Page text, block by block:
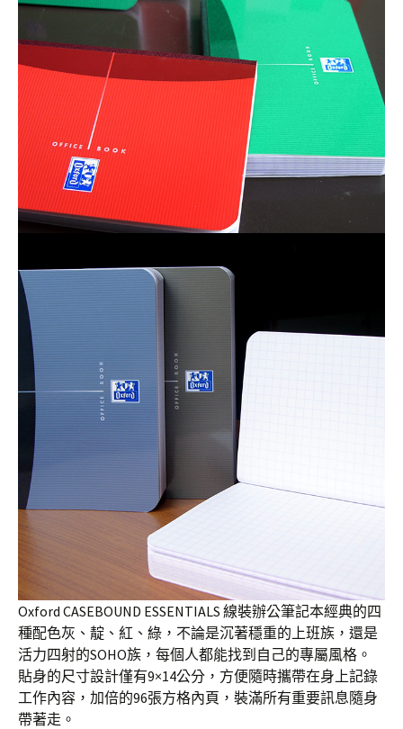
Oxford CASEBOUND ESSENTIALS 線裝辦公筆記本經典的四
種配色灰、靛、紅、綠，不論是沉著穩重的上班族，還是
活力四射的SOHO族，每個人都能找到自己的專屬風格。
貼身的尺寸設計僅有9×14公分，方便隨時攜帶在身上記錄
工作內容，加倍的96張方格內頁，裝滿所有重要訊息隨身
帶著走。